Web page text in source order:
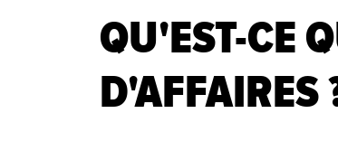
QU'EST-CE
D'AFFAIRES